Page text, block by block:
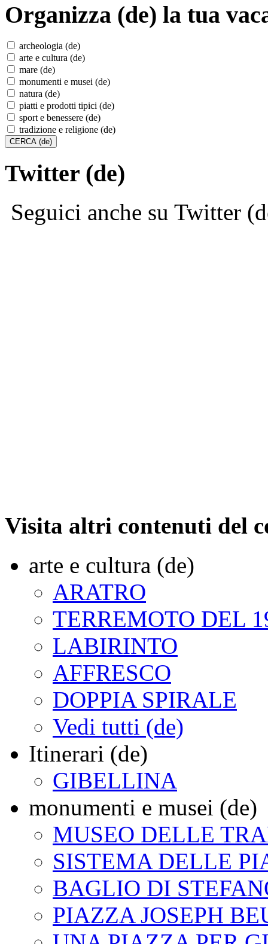
Organizza (de) la tua
archeologia (de)
arte e cultura (de)
mare (de)
monumenti e musei (de)
natura (de)
piatti e prodotti tipici (de)
sport e benessere (de)
tradizione e religione (de)
Twitter (de)
Seguici anche su Twitter
Visita altri contenuti del
arte e cultura (de)
ARATRO
TERREMOTO DEL
LABIRINTO
AFFRESCO
DOPPIA SPIRALE
Vedi tutti (de)
Itinerari (de)
GIBELLINA
monumenti e musei (de)
MUSEO DELLE
SISTEMA DELLE
BAGLIO DI
PIAZZA JOSEPH